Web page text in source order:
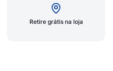
Retire grátis na loja